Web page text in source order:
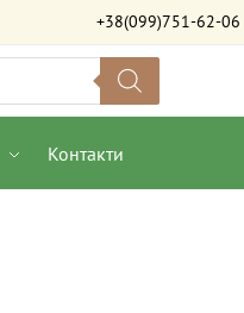
+38(099)751-62-06
Контакти